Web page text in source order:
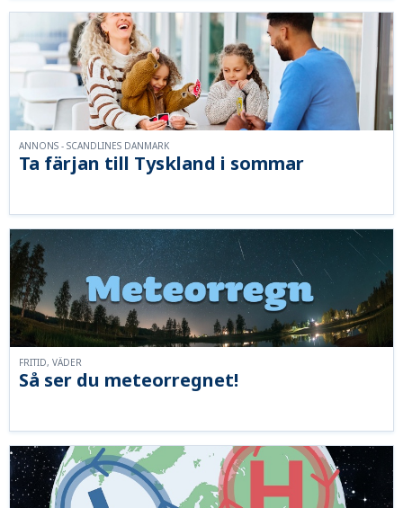
Ta färjan till Tyskland i sommar
ANNONS - SCANDLINES DANMARK
Så ser du meteorregnet!
FRITID, VÄDER